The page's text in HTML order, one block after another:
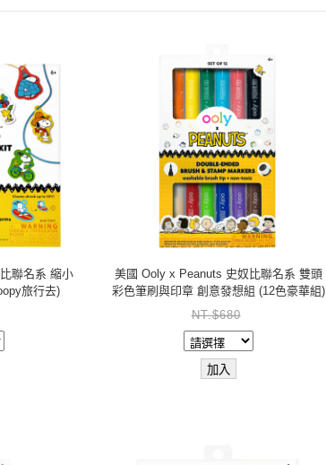
聯名系 縮小
旅行去)
美國 Ooly x Peanuts 史奴比聯名系 雙頭
彩色筆刷與印章 創意發想組 (12色豪華組)
NT.$680